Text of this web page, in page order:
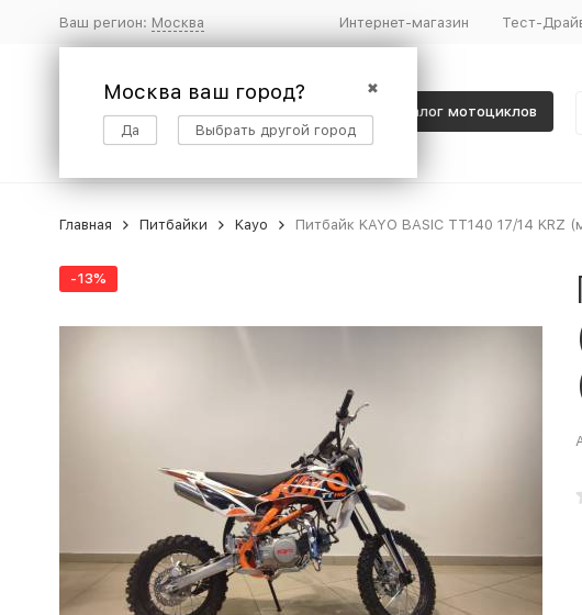
Ваш регион: Москва
✖
Москва ваш город?
Да Выбрать другой город
Интернет-магазин Тест-
Каталог мотоциклов
Главная Питбайки Kayo Питбайк KAYO BASIC TT140 17/14 KRZ
-13%